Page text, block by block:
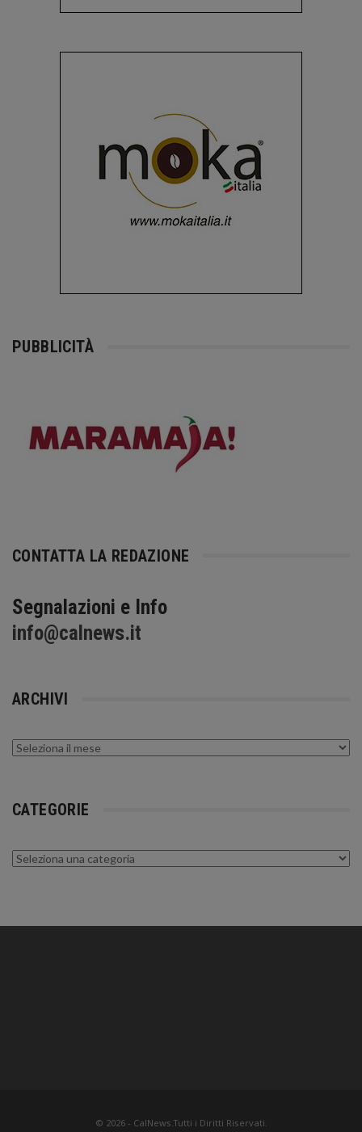
PUBBLICITÀ
CONTATTA LA REDAZIONE
Segnalazioni e Info
info@calnews.it
ARCHIVI
Archivi
CATEGORIE
Categorie
© 2026 - CalNews.Tutti i Diritti Riservati.